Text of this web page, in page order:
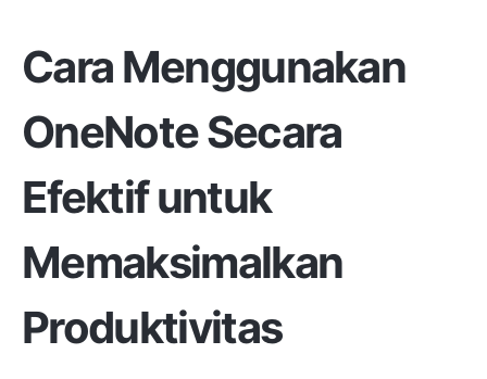
Cara Menggunakan
OneNote Secara
Efektif untuk
Memaksimalkan
Produktivitas